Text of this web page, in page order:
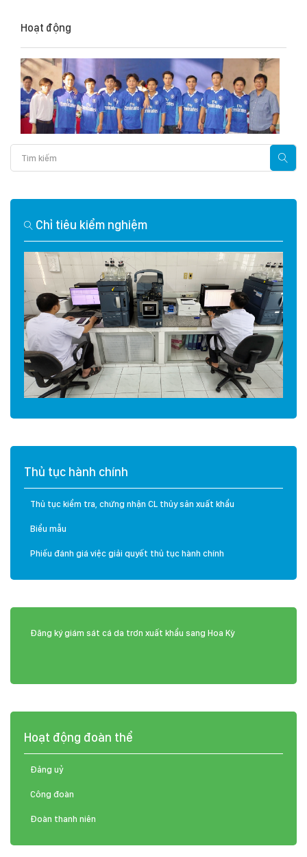
Hoạt động
Chỉ tiêu kiểm nghiệm
Thủ tục hành chính
Thủ tục kiểm tra, chứng nhận CL thủy sản xuất khẩu
Biểu mẫu
Phiếu đánh giá việc giải quyết thủ tục hành chính
Đăng ký giám sát cá da trơn xuất khẩu sang Hoa Kỳ
Hoạt động đoàn thể
Đảng uỷ
Công đoàn
Đoàn thanh niên